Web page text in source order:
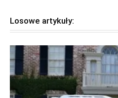
Losowe artykuły: